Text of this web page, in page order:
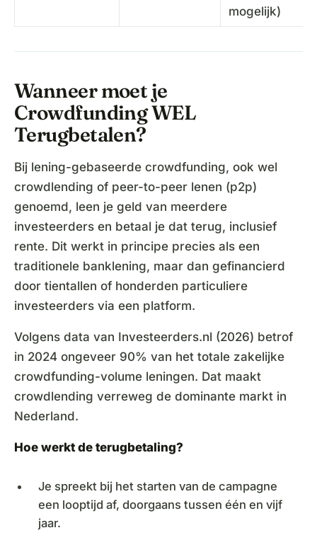
mogelijk)
Wanneer moet je
Crowdfunding WEL
Terugbetalen?
Bij lening-gebaseerde crowdfunding, ook wel
crowdlending of peer-to-peer lenen (p2p)
genoemd, leen je geld van meerdere
investeerders en betaal je dat terug, inclusief
rente. Dit werkt in principe precies als een
traditionele banklening, maar dan gefinancierd
door tientallen of honderden particuliere
investeerders via een platform.
Volgens data van Investeerders.nl (2026) betrof
in 2024 ongeveer 90% van het totale zakelijke
crowdfunding-volume leningen. Dat maakt
crowdlending verreweg de dominante markt in
Nederland.
Hoe werkt de terugbetaling?
Je spreekt bij het starten van de campagne
een looptijd af, doorgaans tussen één en vijf
jaar.